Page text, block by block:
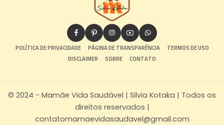
POLÍTICA DE PRIVACIDADE PÁGINA DE TRANSPARÊNCIA
TERMOS DE USO
DISCLAIMER
SOBRE CONTATO
© 2024 - Mamãe Vida Saudável | Silvia Kotaka | Todos os
direitos reservados |
contatomamaevidasaudavel@gmail.com